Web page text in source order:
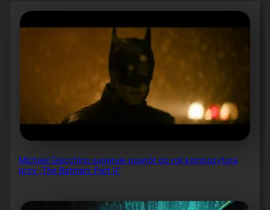
Michael Giacchino sugeruje powrót do roli kompozytora
przy „The Batman: Part II”